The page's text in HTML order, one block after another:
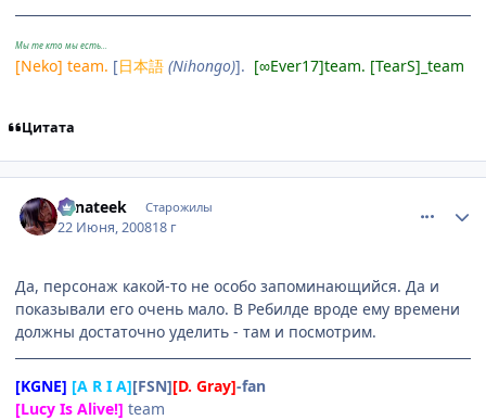
Мы те кто мы есть...
[Neko] team. [日本語 (Nihongo)]. [∞Ever17]team. [TearS]_team
Цитата
Fanateek Старожилы
22 Июня, 200818 г
Да, персонаж какой-то не особо запоминающийся. Да и
показывали его очень мало. В Ребилде вроде ему времени
должны достаточно уделить - там и посмотрим.
[KGNE] [A R I A][FSN][D. Gray]-fan
[Lucy Is Alive!] team